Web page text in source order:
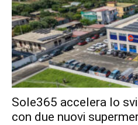
Sole365 accelera lo
con due nuovi